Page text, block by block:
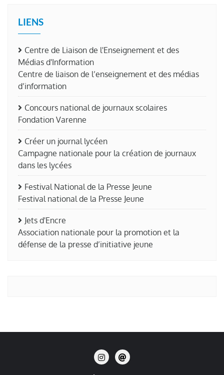
LIENS
Centre de Liaison de l'Enseignement et des
Médias d'Information
Centre de liaison de l’enseignement et des médias
d’information
Concours national de journaux scolaires
Fondation Varenne
Créer un journal lycéen
Campagne nationale pour la création de journaux
dans les lycées
Festival National de la Presse Jeune
Festival national de la Presse Jeune
Jets d'Encre
Association nationale pour la promotion et la
défense de la presse d’initiative jeune